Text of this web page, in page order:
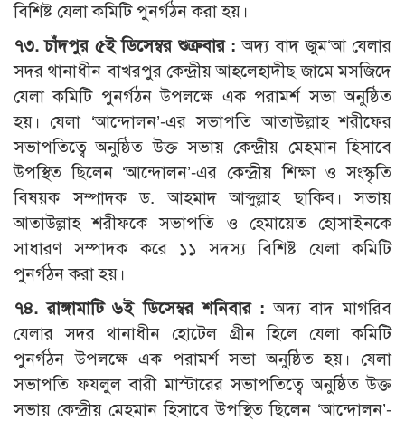
বিশিষ্ট যেলা কমিটি পুনর্গঠন করা হয়।
৭৩. চাঁদপুর ৫ই ডিসেম্বর শুক্রবার :অদ্য বাদ জুম‘আ যেলার
সদর থানাধীন বাখরপুর কেন্দ্রীয় আহলেহাদীছ জামে মসজিদে
যেলা কমিটি পুনর্গঠন উপলক্ষে এক পরামর্শ সভা অনুষ্ঠিত
হয়। যেলা ‘আন্দোলন’-এর সভাপতি আতাউল্লাহ শরীফের
সভাপতিত্বে অনুষ্ঠিত উক্ত সভায় কেন্দ্রীয় মেহমান হিসাবে
উপস্থিত ছিলেন ‘আন্দোলন’-এর কেন্দ্রীয় শিক্ষা ও সংস্কৃতি
বিষয়ক সম্পাদক ড. আহমাদ আব্দুল্লাহ ছাকিব। সভায়
আতাউল্লাহ শরীফকে সভাপতি ও হেমায়েত হোসাইনকে
সাধারণ সম্পাদক করে ১১ সদস্য বিশিষ্ট যেলা কমিটি
পুনর্গঠন করা হয়।
৭৪. রাঙ্গামাটি ৬ই ডিসেম্বর শনিবার :অদ্য বাদ মাগরিব
যেলার সদর থানাধীন হোটেল গ্রীন হিলে যেলা কমিটি
পুনর্গঠন উপলক্ষে এক পরামর্শ সভা অনুষ্ঠিত হয়। যেলা
সভাপতি ফযলুল বারী মাস্টারের সভাপতিত্বে অনুষ্ঠিত উক্ত
সভায় কেন্দ্রীয় মেহমান হিসাবে উপস্থিত ছিলেন ‘আন্দোলন’-